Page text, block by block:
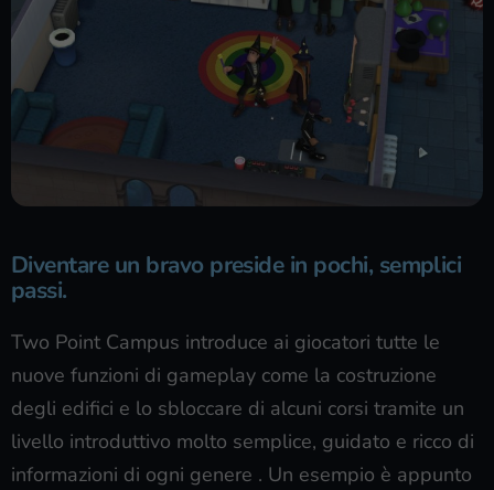
Diventare un bravo preside in pochi, semplici
passi.
Two Point Campus introduce ai giocatori tutte le
nuove funzioni di gameplay come la costruzione
degli edifici e lo sbloccare di alcuni corsi tramite un
livello introduttivo molto semplice, guidato e ricco di
informazioni di ogni genere . Un esempio è appunto